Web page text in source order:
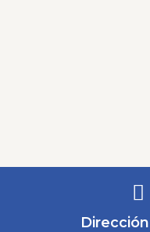
Dirección